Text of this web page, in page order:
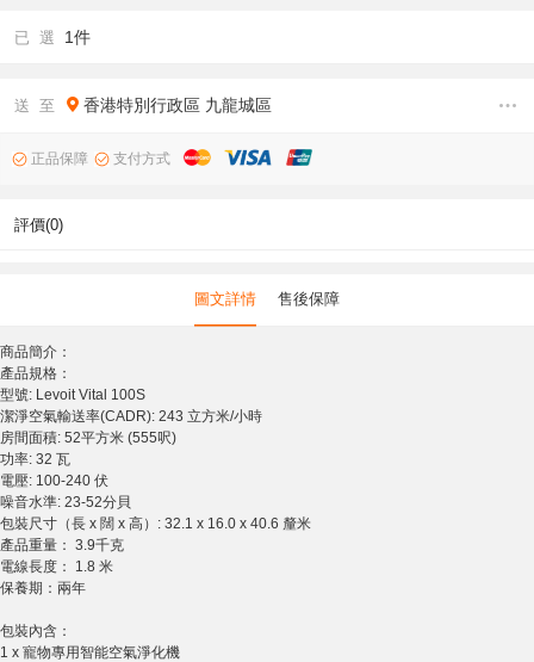
已 選 1件
送 至 香港特別行政區 九龍城區
正品保障 支付方式
評價(0)
圖文詳情 售後保障
商品簡介：
產品規格：
型號: Levoit Vital 100S
潔淨空氣輸送率(CADR): 243 立方米/小時
房間面積: 52平方米 (555呎)
功率: 32 瓦
電壓: 100-240 伏
噪音水準: 23-52分貝
包裝尺寸（長 x 闊 x 高）: 32.1 x 16.0 x 40.6 釐米
產品重量： 3.9千克
電線長度： 1.8 米
保養期：兩年
包裝內含：
1 x 寵物專用智能空氣淨化機